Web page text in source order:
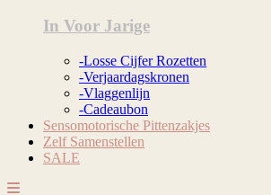
In Voor Jarige
-Losse Cijfer Rozetten
-Verjaardagskronen
-Vlaggenlijn
-Cadeaubon
Sensomotorische Pittenzakjes
Zelf Samenstellen
SALE